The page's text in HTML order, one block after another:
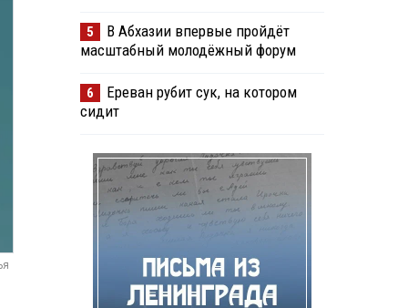
5
В Абхазии впервые пройдёт
масштабный молодёжный форум
6
Ереван рубит сук, на котором
сидит